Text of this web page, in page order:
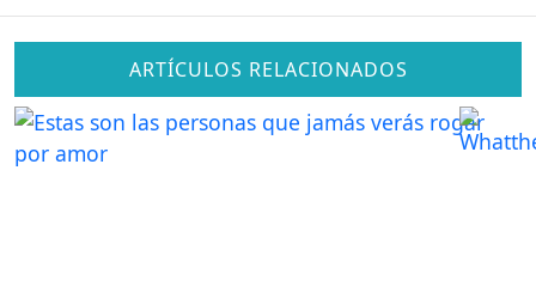
ARTÍCULOS RELACIONADOS